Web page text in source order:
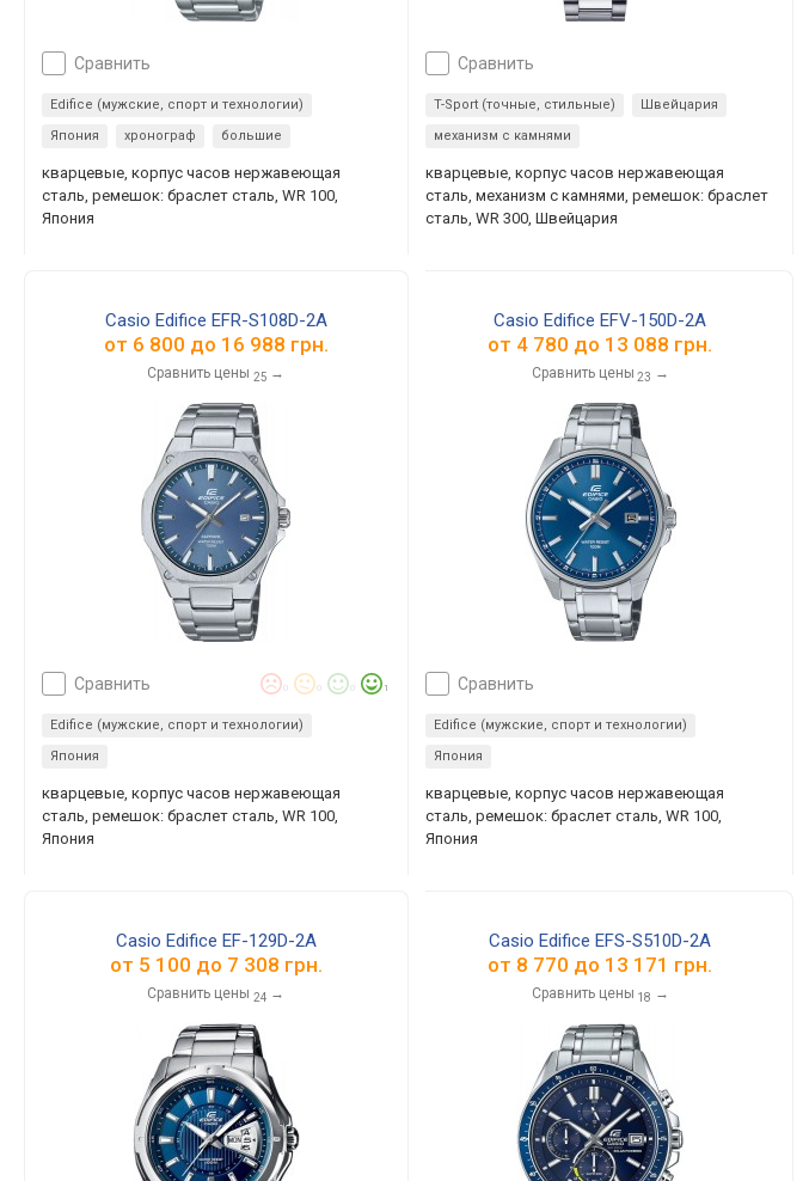
сравнить
Edifice (мужские, спорт и технологии)
Япония
хронограф большие
кварцевые, корпус часов нержавеющая
сталь, ремешок: браслет сталь, WR 100,
Япония
сравнить
T-Sport (точные, стильные)
Швейцария
механизм с камнями
кварцевые, корпус часов нержавеющая
сталь, механизм с камнями, ремешок: браслет
сталь, WR 300, Швейцария
Casio Edifice EFR-S108D-2A
от 6 800 до 16 988 грн.
Сравнить цены 25 →
сравнить 1
Edifice (мужские, спорт и технологии)
Япония
кварцевые, корпус часов нержавеющая
сталь, ремешок: браслет сталь, WR 100,
Япония
Casio Edifice EFV-150D-2A
от 4 780 до 13 088 грн.
Сравнить цены 23 →
сравнить
Edifice (мужские, спорт и технологии)
Япония
кварцевые, корпус часов нержавеющая
сталь, ремешок: браслет сталь, WR 100,
Япония
Casio Edifice EF-129D-2A
от 5 100 до 7 308 грн.
Сравнить цены 24 →
Casio Edifice EFS-S510D-2A
от 8 770 до 13 171 грн.
Сравнить цены 18 →